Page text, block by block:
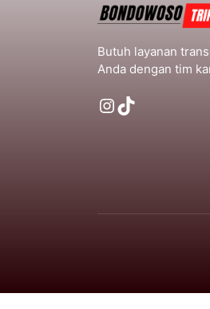
Butuh layanan
Anda dengan tim
Instagram
TikTok